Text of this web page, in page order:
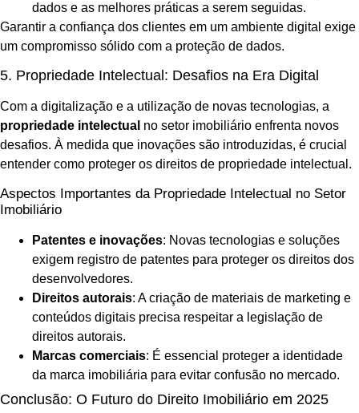
dados e as melhores práticas a serem seguidas.
Garantir a confiança dos clientes em um ambiente digital exige
um compromisso sólido com a proteção de dados.
5. Propriedade Intelectual: Desafios na Era Digital
Com a digitalização e a utilização de novas tecnologias, a
propriedade intelectual no setor imobiliário enfrenta novos
desafios. À medida que inovações são introduzidas, é crucial
entender como proteger os direitos de propriedade intelectual.
Aspectos Importantes da Propriedade Intelectual no Setor
Imobiliário
Patentes e inovações: Novas tecnologias e soluções
exigem registro de patentes para proteger os direitos dos
desenvolvedores.
Direitos autorais: A criação de materiais de marketing e
conteúdos digitais precisa respeitar a legislação de
direitos autorais.
Marcas comerciais: É essencial proteger a identidade
da marca imobiliária para evitar confusão no mercado.
Conclusão: O Futuro do Direito Imobiliário em 2025